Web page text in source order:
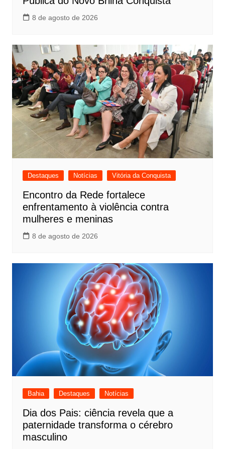
8 de agosto de 2026
Destaques Notícias Vitória da Conquista
Encontro da Rede fortalece
enfrentamento à violência contra
mulheres e meninas
8 de agosto de 2026
Bahia Destaques Notícias
Dia dos Pais: ciência revela que a
paternidade transforma o cérebro
masculino